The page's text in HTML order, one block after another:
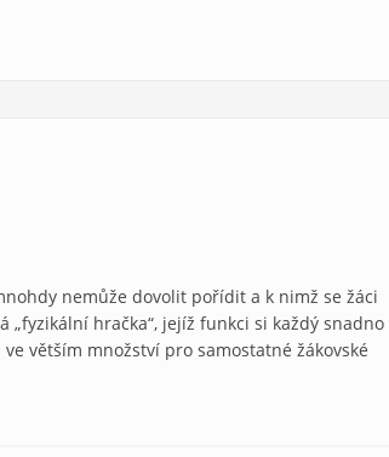
nemůže dovolit pořídit a k nimž se žáci
hračka“, jejíž funkci si každý snadno
větším množství pro samostatné žákovské